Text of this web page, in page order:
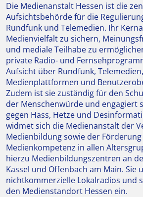
Die Medienanstalt Hessen ist die
Aufsichtsbehörde für die
Rundfunk und Telemedien. Ihr
Medienvielfalt zu sichern,
und mediale Teilhabe zu
private Radio- und
Aufsicht über Rundfunk, Telemedien,
Medienplattformen und
Zudem ist sie zuständig für den
der Menschenwürde und engagiert
gegen Hass, Hetze und
widmet sich die Medienanstalt der
Medienbildung sowie der
Medienkompetenz in allen
hierzu Medienbildungszentren an
Kassel und Offenbach am Main. Sie
nichtkommerzielle Lokalradios und
den Medienstandort Hessen ein.